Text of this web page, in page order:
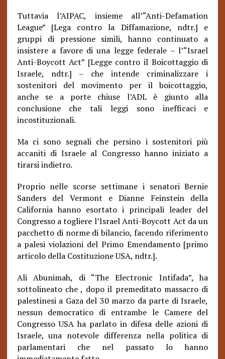
Tuttavia l’AIPAC, insieme all’“Anti-Defamation
League” [Lega contro la Diffamazione, ndtr.] e
gruppi di pressione simili, hanno continuato a
insistere a favore di una legge federale – l’“Israel
Anti-Boycott Act” [Legge contro il Boicottaggio di
Israele, ndtr.] – che intende criminalizzare i
sostenitori del movimento per il boicottaggio,
anche se a porte chiuse l’ADL è giunto alla
conclusione che tali leggi sono inefficaci e
incostituzionali.
Ma ci sono segnali che persino i sostenitori più
accaniti di Israele al Congresso hanno iniziato a
tirarsi indietro.
Proprio nelle scorse settimane i senatori Bernie
Sanders del Vermont e Dianne Feinstein della
California hanno esortato i principali leader del
Congresso a togliere l’Israel Anti-Boycott Act da un
pacchetto di norme di bilancio, facendo riferimento
a palesi violazioni del Primo Emendamento [primo
articolo della Costituzione USA, ndtr.].
Ali Abunimah, di “The Electronic Intifada”, ha
sottolineato che , dopo il premeditato massacro di
palestinesi a Gaza del 30 marzo da parte di Israele,
nessun democratico di entrambe le Camere del
Congresso USA ha parlato in difesa delle azioni di
Israele, una notevole differenza nella politica di
parlamentari che nel passato lo hanno